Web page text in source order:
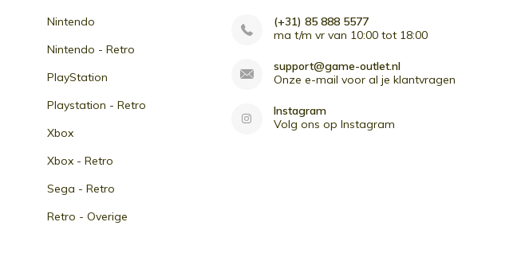
Nintendo
Nintendo - Retro
PlayStation
Playstation - Retro
Xbox
Xbox - Retro
Sega - Retro
Retro - Overige
(+31) 85 888 5577
ma t/m vr van 10:00 tot 18:00
support@game-outlet.nl
Onze e-mail voor al je klantvragen
Instagram
Volg ons op Instagram